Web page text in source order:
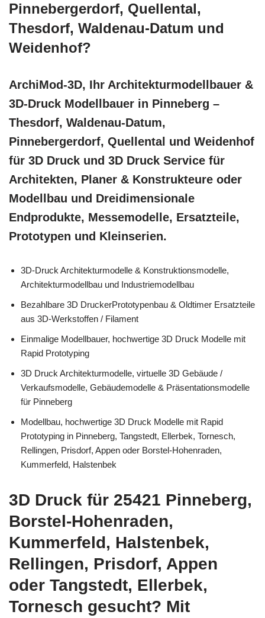
Pinnebergerdorf, Quellental,
Thesdorf, Waldenau-Datum und
Weidenhof?
ArchiMod-3D, Ihr Architekturmodellbauer &
3D-Druck Modellbauer in Pinneberg –
Thesdorf, Waldenau-Datum,
Pinnebergerdorf, Quellental und Weidenhof
für 3D Druck und 3D Druck Service für
Architekten, Planer & Konstrukteure oder
Modellbau und Dreidimensionale
Endprodukte, Messemodelle, Ersatzteile,
Prototypen und Kleinserien.
3D-Druck Architekturmodelle & Konstruktionsmodelle,
Architekturmodellbau und Industriemodellbau
Bezahlbare 3D DruckerPrototypenbau & Oldtimer Ersatzteile
aus 3D-Werkstoffen / Filament
Einmalige Modellbauer, hochwertige 3D Druck Modelle mit
Rapid Prototyping
3D Druck Architekturmodelle, virtuelle 3D Gebäude /
Verkaufsmodelle, Gebäudemodelle & Präsentationsmodelle
für Pinneberg
Modellbau, hochwertige 3D Druck Modelle mit Rapid
Prototyping in Pinneberg, Tangstedt, Ellerbek, Tornesch,
Rellingen, Prisdorf, Appen oder Borstel-Hohenraden,
Kummerfeld, Halstenbek
3D Druck für 25421 Pinneberg,
Borstel-Hohenraden,
Kummerfeld, Halstenbek,
Rellingen, Prisdorf, Appen
oder Tangstedt, Ellerbek,
Tornesch gesucht? Mit